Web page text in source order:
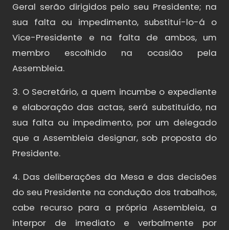
Geral serão dirigidos pelo seu Presidente; na
sua falta ou impedimento, substituí-lo-á o
Vice-Presidente e na falta de ambos, um
membro escolhido na ocasião pela
Assembleia.
3. O Secretário, a quem incumbe o expediente
e elaboração das actas, será substituído, na
sua falta ou impedimento, por um delegado
que a Assembleia designar, sob proposta do
Presidente.
4. Das deliberações da Mesa e das decisões
do seu Presidente na condução dos trabalhos,
cabe recurso para a própria Assembleia, a
interpor de imediato e verbalmente por